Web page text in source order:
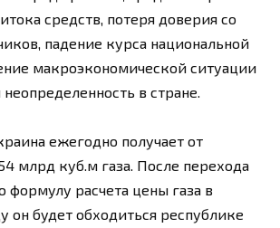
средств, потеря доверия со
падение курса национальной
макроэкономической ситуации
в стране.
ежегодно получает от
млрд куб.м газа. После перехода
формулу расчета цены газа в
он будет обходиться республике